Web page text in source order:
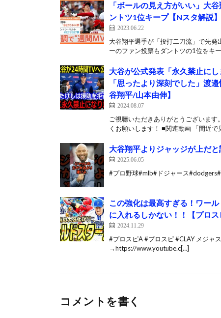
「ボールの見え方がいい」大
ントツ1位キープ【Nスタ解説
2023.06.22
大谷翔平選手が「投打二刀流」で先
ーのファン投票もダントツの1位をキ
大谷が公式発表「永久禁止に
「思ったより深刻でした」渡
谷翔平/山本由伸】
2024.08.07
ご視聴いただきありがとうございま
くお願いします！ ■関連動画 「間近で
大谷翔平よりジャッジが上だ
2025.06.05
#プロ野球#mlb#ドジャース
この強化は最高すぎる！ワー
に入れるしかない！！【プロ
2024.11.29
#プロスピA #プロスピ #CLAY メジャ
→https://www.youtube.c[…]
コメントを書く